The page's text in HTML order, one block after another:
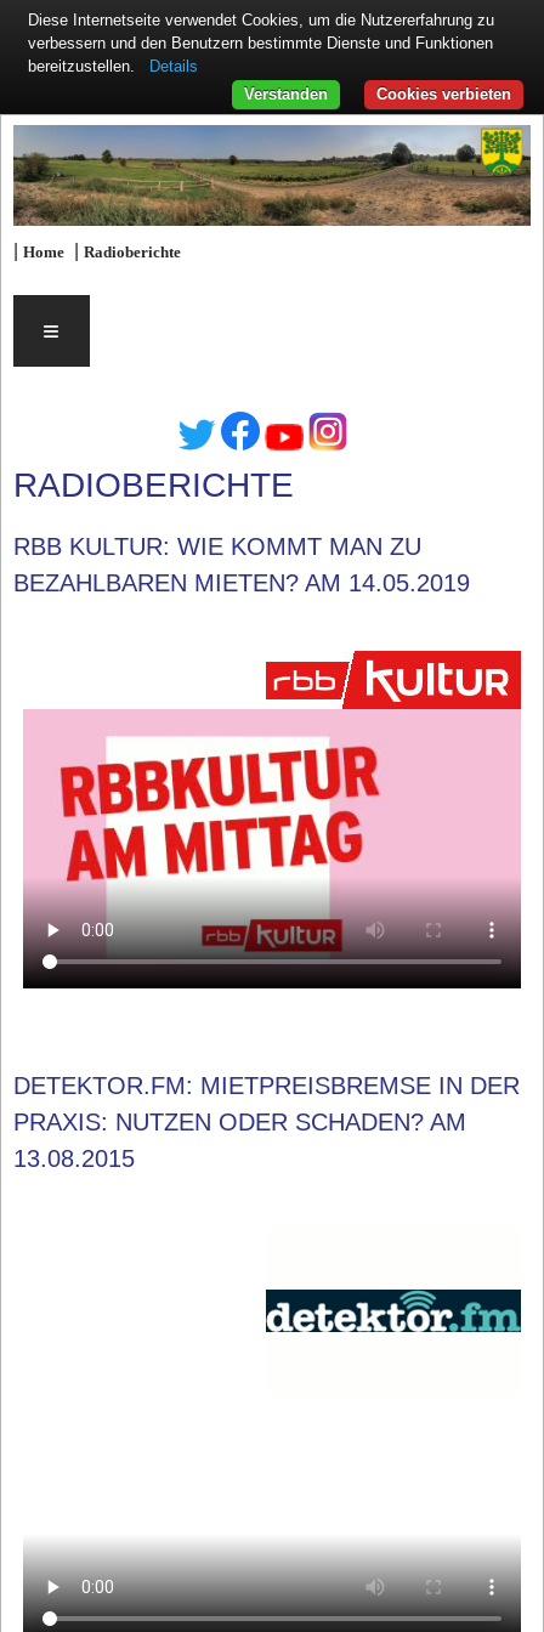
|Home |Radioberichte
≡
RADIOBERICHTE
RBB KULTUR: WIE KOMMT MAN ZU
BEZAHLBAREN MIETEN? AM 14.05.2019
DETEKTOR.FM: MIETPREISBREMSE IN DER
PRAXIS: NUTZEN ODER SCHADEN? AM
13.08.2015
Diese Internetseite verwendet Cookies, um die Nutzererfahrung zu
verbessern und den Benutzern bestimmte Dienste und Funktionen
bereitzustellen.
Details
Cookies verbieten
Verstanden